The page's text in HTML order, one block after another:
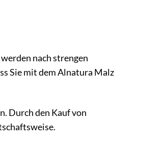
nach strengen
Sie mit dem Alnatura Malz
Durch den Kauf von